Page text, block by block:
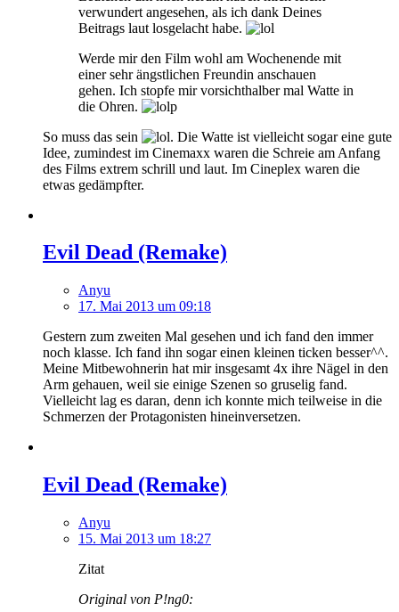
verwundert angesehen, als ich dank Deines
Beitrags laut losgelacht habe.
Werde mir den Film wohl am Wochenende mit
einer sehr ängstlichen Freundin anschauen
gehen. Ich stopfe mir vorsichthalber mal Watte in
die Ohren.
So muss das sein
. Die Watte ist vielleicht sogar eine gute
Idee, zumindest im Cinemaxx waren die Schreie am Anfang
des Films extrem schrill und laut. Im Cineplex waren die
etwas gedämpfter.
Evil Dead (Remake)
Anyu
17. Mai 2013 um 09:18
Gestern zum zweiten Mal gesehen und ich fand den immer
noch klasse. Ich fand ihn sogar einen kleinen ticken besser^^.
Meine Mitbewohnerin hat mir insgesamt 4x ihre Nägel in den
Arm gehauen, weil sie einige Szenen so gruselig fand.
Vielleicht lag es daran, denn ich konnte mich teilweise in die
Schmerzen der Protagonisten hineinversetzen.
Evil Dead (Remake)
Anyu
15. Mai 2013 um 18:27
Zitat
Original von P!ng0: